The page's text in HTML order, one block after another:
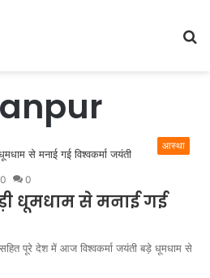
आस्था
0
धूमधाम से मनाई गई
सहित पूरे देश में आज विश्वकर्मा जयंती बड़े धूमधाम से